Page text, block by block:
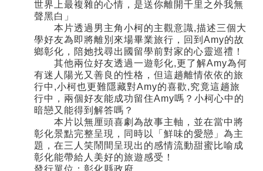
世界上最複雜的心情，是送你離開千里之外我無
聲黑白」
本片透過男主角小柯的主觀意識,描述三個大
學好友為即將離別來場畢業旅行，回到Amy的故
鄉彰化，陪她找尋出國留學前對家的心靈巡禮！
其他兩位好友透過一遊彰化,更了解Amy為何
有迷人陽光又善良的性格，但這趟離情依依的旅
行中,小柯也更難隱藏對Amy的喜歡,究竟這趟旅
行中，兩個好友能成功留住Amy嗎？小柯心中的
暗戀又能得到解答嗎？
本片以無厘頭喜劇為故事主軸，並在當中將
彰化景點完整呈現，同時以「鮮味的愛戀」為主
題，在三人笑鬧間呈現出的感情流動甜蜜比喻成
彰化能帶給人美好的旅遊感受！